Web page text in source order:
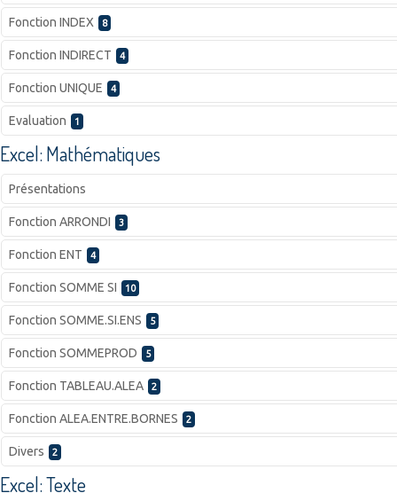
Fonction INDEX 8
Fonction INDIRECT 4
Fonction UNIQUE 4
Evaluation 1
Excel: Mathématiques
Présentations
Fonction ARRONDI 3
Fonction ENT 4
Fonction SOMME SI 10
Fonction SOMME.SI.ENS 5
Fonction SOMMEPROD 5
Fonction TABLEAU.ALEA 2
Fonction ALEA.ENTRE.BORNES 2
Divers 2
Excel: Texte